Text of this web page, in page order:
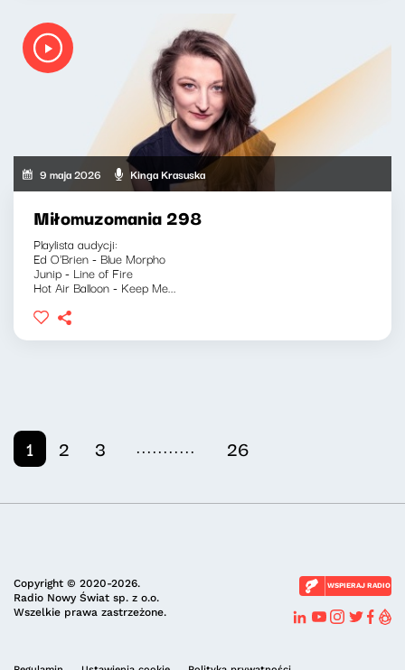
9 maja 2026 Kinga Krasuska
Miłomuzomania 298
Playlista audycji:
Ed O'Brien - Blue Morpho
Junip - Line of Fire
Hot Air Balloon - Keep Me...
1 2 3 ........... 26
Copyright © 2020-2026.
Radio Nowy Świat sp. z o.o.
Wszelkie prawa zastrzeżone.
WSPIERAJ RADIO